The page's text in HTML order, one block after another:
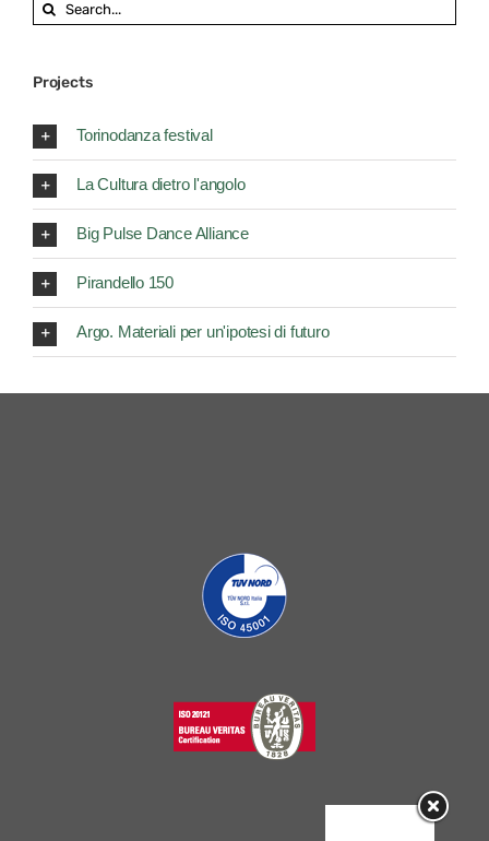
for:
Projects
Torinodanza festival
La Cultura dietro l'angolo
Big Pulse Dance Alliance
Pirandello 150
Argo. Materiali per un'ipotesi di futuro